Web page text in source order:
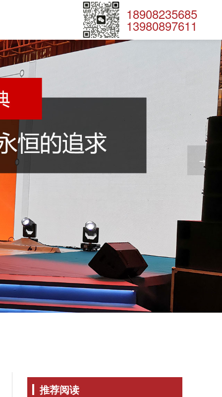
18908235685
13980897611
→
推荐阅读